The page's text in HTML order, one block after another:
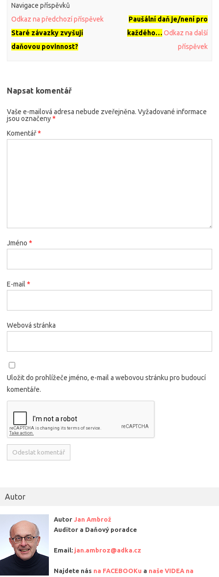
Navigace příspěvků
Odkaz na předchozí příspěvek
Staré závazky zvyšují
daňovou povinnost?
Paušální daň je/není pro
každého… Odkaz na další
příspěvek
Napsat komentář
Vaše e-mailová adresa nebude zveřejněna. Vyžadované informace
jsou označeny*
Komentář*
Jméno *
E-mail *
Webová stránka
Uložit do prohlížeče jméno, e-mail a webovou stránku pro budoucí
komentáře.
Autor
Autor Jan Ambrož
Auditor a Daňový poradce
Email: jan.ambroz@adka.cz
Najdete nás na FACEBOOKu a naše VIDEA na